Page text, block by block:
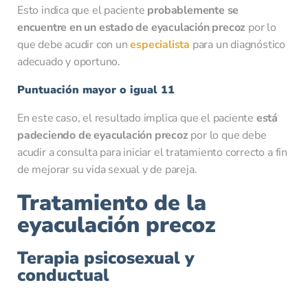
Esto indica que el paciente probablemente se
encuentre en un estado de eyaculación precoz por lo
que debe acudir con unespecialista para un diagnóstico
adecuado y oportuno.
Puntuación mayor o igual 11
En este caso, el resultado implica que el paciente está
padeciendo de eyaculación precoz por lo que debe
acudir a consulta para iniciar el tratamiento correcto a fin
de mejorar su vida sexual y de pareja.
Tratamiento de la
eyaculación precoz
Terapia psicosexual y
conductual